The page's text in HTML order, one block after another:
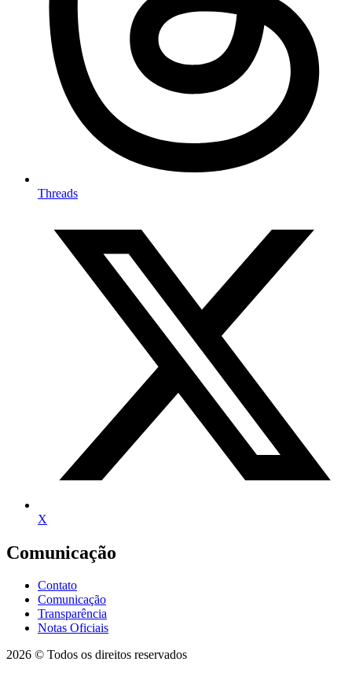
Threads
X
Comunicação
Contato
Comunicação
Transparência
Notas Oficiais
2026 © Todos os direitos reservados